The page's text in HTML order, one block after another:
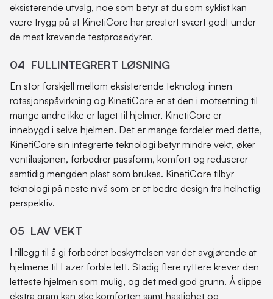
eksisterende utvalg, noe som betyr at du som syklist kan
være trygg på at KinetiCore har prestert svært godt under
de mest krevende testprosedyrer.
04 FULLINTEGRERT LØSNING
En stor forskjell mellom eksisterende teknologi innen
rotasjonspåvirkning og KinetiCore er at den i motsetning til
mange andre ikke er laget til hjelmer, KinetiCore er
innebygd i selve hjelmen. Det er mange fordeler med dette,
KinetiCore sin integrerte teknologi betyr mindre vekt, øker
ventilasjonen, forbedrer passform, komfort og reduserer
samtidig mengden plast som brukes. KinetiCore tilbyr
teknologi på neste nivå som er et bedre design fra helhetlig
perspektiv.
05 LAV VEKT
I tillegg til å gi forbedret beskyttelsen var det avgjørende at
hjelmene til Lazer forble lett. Stadig flere ryttere krever den
letteste hjelmen som mulig, og det med god grunn. Å slippe
ekstra gram kan øke komforten samt hastighet og